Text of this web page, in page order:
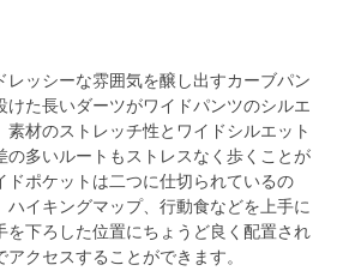
レッシーな雰囲気を醸し出すカーブパン
けた長いダーツがワイドパンツのシルエ
素材のストレッチ性とワイドシルエット
の多いルートもストレスなく歩くことが
ドポケットは二つに仕切られているの
ハイキングマップ、行動食などを上手に
を下ろした位置にちょうど良く配置され
クセスすることができます。